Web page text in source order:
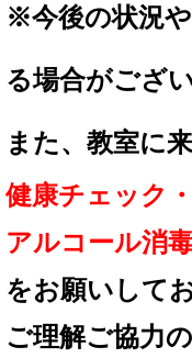
※今後の状況
る場合がござ
また、教室に
健康チェック
アルコール消
をお願いして
ご理解ご協力の